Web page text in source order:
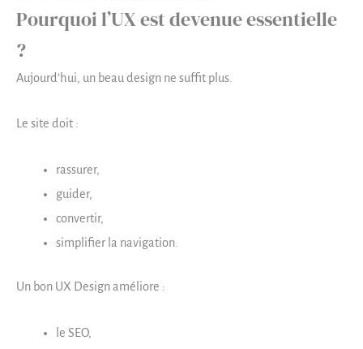
Pourquoi l’UX est devenue essentielle
?
Aujourd’hui, un beau design ne suffit plus.
Le site doit :
rassurer,
guider,
convertir,
simplifier la navigation.
Un bon UX Design améliore :
le SEO,